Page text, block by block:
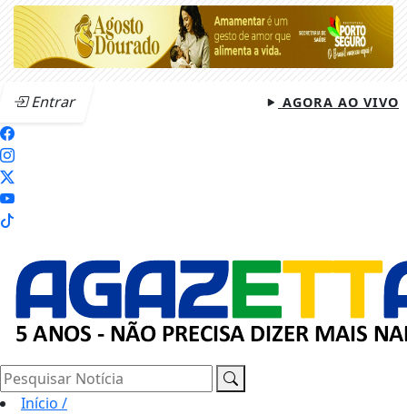
Entrar AGORA AO VIVO
Pesquisar Notícia
Início /